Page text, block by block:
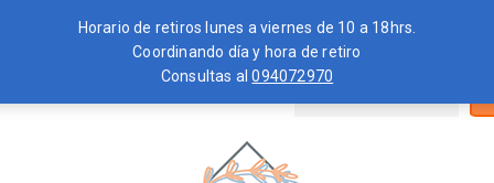
Horario de retiros lunes a viernes de 10 a 18hrs.
Coordinando día y hora de retiro
Consultas al094072970
por: